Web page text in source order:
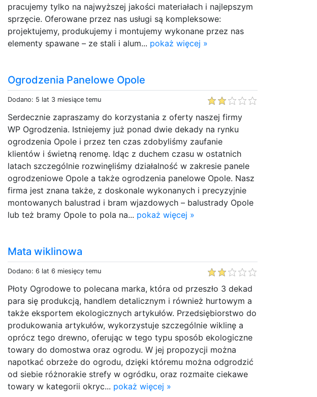
pracujemy tylko na najwyższej jakości materiałach i najlepszym
sprzęcie. Oferowane przez nas usługi są kompleksowe:
projektujemy, produkujemy i montujemy wykonane przez nas
elementy spawane – ze stali i alum... pokaż więcej »
Ogrodzenia Panelowe Opole
Dodano: 5 lat 3 miesiące temu
Serdecznie zapraszamy do korzystania z oferty naszej firmy
WP Ogrodzenia. Istniejemy już ponad dwie dekady na rynku
ogrodzenia Opole i przez ten czas zdobyliśmy zaufanie
klientów i świetną renomę. Idąc z duchem czasu w ostatnich
latach szczególnie rozwinęliśmy działalność w zakresie panele
ogrodzeniowe Opole a także ogrodzenia panelowe Opole. Nasz
firma jest znana także, z doskonale wykonanych i precyzyjnie
montowanych balustrad i bram wjazdowych – balustrady Opole
lub też bramy Opole to pola na... pokaż więcej »
Mata wiklinowa
Dodano: 6 lat 6 miesięcy temu
Płoty Ogrodowe to polecana marka, która od przeszło 3 dekad
para się produkcją, handlem detalicznym i również hurtowym a
także eksportem ekologicznych artykułów. Przedsiębiorstwo do
produkowania artykułów, wykorzystuje szczególnie wiklinę a
oprócz tego drewno, oferując w tego typu sposób ekologiczne
towary do domostwa oraz ogrodu. W jej propozycji można
napotkać obrzeże do ogrodu, dzięki któremu można odgrodzić
od siebie różnorakie strefy w ogródku, oraz rozmaite ciekawe
towary w kategorii okryc... pokaż więcej »